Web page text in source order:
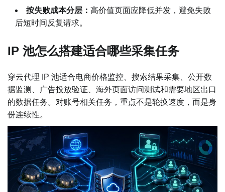
按失败成本分层： 高价值页面应降低并发，避免失败
后短时间反复请求。
IP 池怎么搭建适合哪些采集任务
穿云代理 IP 池适合电商价格监控、搜索结果采集、公开数
据监测、广告投放验证、海外页面访问测试和需要地区出口
的数据任务。对账号相关任务，重点不是轮换速度，而是身
份连续性。